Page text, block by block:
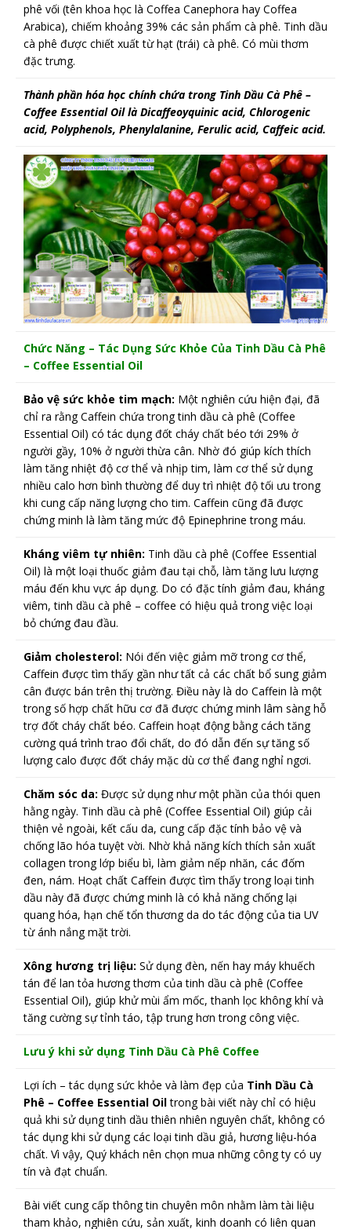
phê vối (tên khoa học là Coffea Canephora hay Coffea
Arabica), chiếm khoảng 39% các sản phẩm cà phê. Tinh dầu
cà phê được chiết xuất từ hạt (trái) cà phê. Có mùi thơm
đặc trưng.
Thành phần hóa học chính chứa trong Tinh Dầu Cà Phê –
Coffee Essential Oil là Dicaffeoyquinic acid, Chlorogenic
acid, Polyphenols, Phenylalanine, Ferulic acid, Caffeic acid.
Chức Năng – Tác Dụng Sức Khỏe Của Tinh Dầu Cà Phê
– Coffee Essential Oil
Bảo vệ sức khỏe tim mạch: Một nghiên cứu hiện đại, đã
chỉ ra rằng Caffein chứa trong tinh dầu cà phê (Coffee
Essential Oil) có tác dụng đốt cháy chất béo tới 29% ở
người gầy, 10% ở người thừa cân. Nhờ đó giúp kích thích
làm tăng nhiệt độ cơ thể và nhịp tim, làm cơ thể sử dụng
nhiều calo hơn bình thường để duy trì nhiệt độ tối ưu trong
khi cung cấp năng lượng cho tim. Caffein cũng đã được
chứng minh là làm tăng mức độ Epinephrine trong máu.
Kháng viêm tự nhiên: Tinh dầu cà phê (Coffee Essential
Oil) là một loại thuốc giảm đau tại chỗ, làm tăng lưu lượng
máu đến khu vực áp dụng. Do có đặc tính giảm đau, kháng
viêm, tinh dầu cà phê – coffee có hiệu quả trong việc loại
bỏ chứng đau đầu.
Giảm cholesterol: Nói đến việc giảm mỡ trong cơ thể,
Caffein được tìm thấy gần như tất cả các chất bổ sung giảm
cân được bán trên thị trường. Điều này là do Caffein là một
trong số hợp chất hữu cơ đã được chứng minh lâm sàng hỗ
trợ đốt cháy chất béo. Caffein hoạt động bằng cách tăng
cường quá trình trao đổi chất, do đó dẫn đến sự tăng số
lượng calo được đốt cháy mặc dù cơ thể đang nghỉ ngơi.
Chăm sóc da: Được sử dụng như một phần của thói quen
hằng ngày. Tinh dầu cà phê (Coffee Essential Oil) giúp cải
thiện vẻ ngoài, kết cấu da, cung cấp đặc tính bảo vệ và
chống lão hóa tuyệt vời. Nhờ khả năng kích thích sản xuất
collagen trong lớp biểu bì, làm giảm nếp nhăn, các đốm
đen, nám. Hoạt chất Caffein được tìm thấy trong loại tinh
dầu này đã được chứng minh là có khả năng chống lại
quang hóa, hạn chế tổn thương da do tác động của tia UV
từ ánh nắng mặt trời.
Xông hương trị liệu: Sử dụng đèn, nến hay máy khuếch
tán để lan tỏa hương thơm của tinh dầu cà phê (Coffee
Essential Oil), giúp khử mùi ẩm mốc, thanh lọc không khí và
tăng cường sự tỉnh táo, tập trung hơn trong công việc.
Lưu ý khi sử dụng Tinh Dầu Cà Phê Coffee
Lợi ích – tác dụng sức khỏe và làm đẹp của Tinh Dầu Cà
Phê – Coffee Essential Oiltrong bài viết này chỉ có hiệu
quả khi sử dụng tinh dầu thiên nhiên nguyên chất, không có
tác dụng khi sử dụng các loại tinh dầu giả, hương liệu-hóa
chất. Vì vậy, Quý khách nên chọn mua những công ty có uy
tín và đạt chuẩn.
Bài viết cung cấp thông tin chuyên môn nhằm làm tài liệu
tham khảo, nghiên cứu, sản xuất, kinh doanh có liên quan